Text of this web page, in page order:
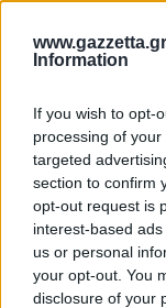
Information
If you wish to opt-
processing of
targeted
section to confirm
opt-out request is
interest-based
us or personal
your opt-out. You
disclosure of your